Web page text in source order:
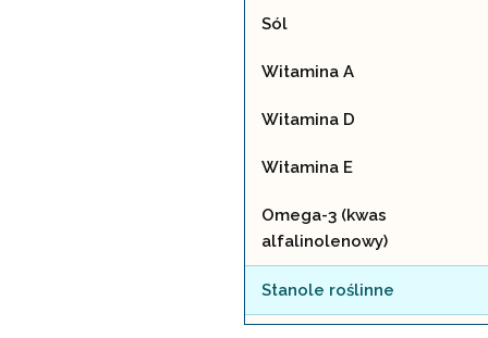
Sól
Witamina A
Witamina D
Witamina E
Omega-3 (kwas
alfalinolenowy)
Stanole roślinne